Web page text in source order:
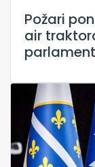
Požari
air